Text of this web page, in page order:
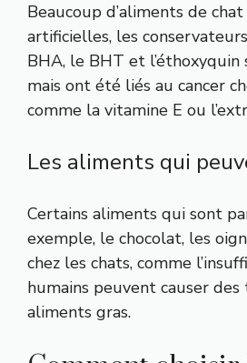
Beaucoup d’aliments de
artificielles, les
BHA, le BHT et
mais ont été liés au cancer
comme la vitamine E ou
Les aliments qui
Certains aliments qui sont
exemple, le chocolat, les
chez les chats, comme
humains peuvent causer
aliments gras.